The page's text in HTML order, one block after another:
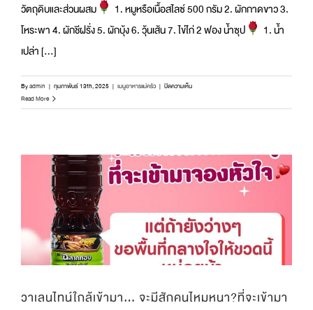
วัตถุดิบและส่วนผสม
1. หมูหรือเนื้อสไลซ์ 500 กรัม 2. ผักกาดขาว 3.
โหระพา 4. ผักชีฝรั่ง 5. ผักบุ้ง 6. วุ้นเส้น 7. ไข่ไก่ 2 ฟอง น้ำซุป
1. น้ำ
เปล่า [...]
Byadmin | กุมภาพันธ์ 13th, 2025 | เมนูอาหารแม่ครัว | ปิดความเห็นบน
เลิฟ
เลิฟ
“ช่อ
จิ้ม
จุ่ม”
หอม
นุ่ม
แล้ว
Read More
วาเลนไทน์ใกล้เข้ามา… จะมีสักคนไหมหนา?ที่จะเข้ามา